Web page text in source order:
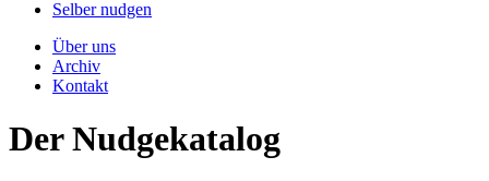
Selber nudgen
Über uns
Archiv
Kontakt
Der Nudgekatalog